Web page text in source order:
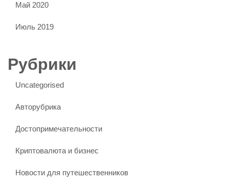
Май 2020
Июль 2019
Рубрики
Uncategorised
Авторубрика
Достопримечательности
Криптовалюта и бизнес
Новости для путешественников